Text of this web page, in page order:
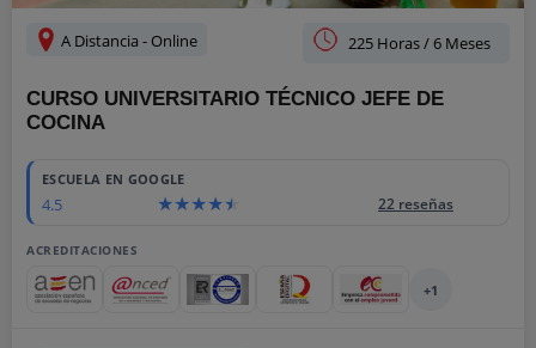
A Distancia - Online 225 Horas / 6 Meses
CURSO UNIVERSITARIO TÉCNICO JEFE DE
COCINA
ESCUELA EN GOOGLE
4.5 22 reseñas
ACREDITACIONES
+1